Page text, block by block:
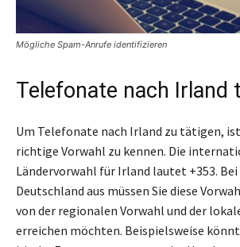
Mögliche Spam-Anrufe identifizieren
Telefonate nach Irland
Um Telefonate nach Irland zu tätigen,
richtige Vorwahl zu kennen. Die
Ländervorwahl für Irland lautet +353.
Deutschland aus müssen Sie diese
von der regionalen Vorwahl und der
erreichen möchten. Beispielsweise